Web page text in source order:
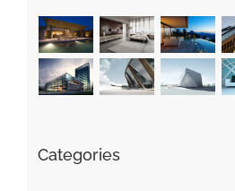
Categories